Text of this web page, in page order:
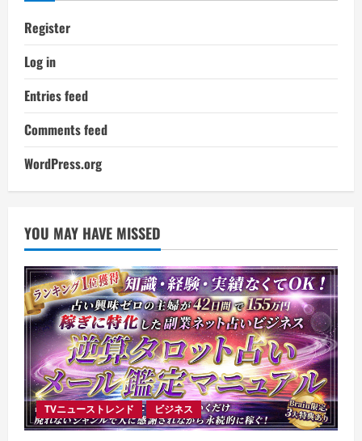
Register
Log in
Entries feed
Comments feed
WordPress.org
YOU MAY HAVE MISSED
TVニューストレンド ビジネス